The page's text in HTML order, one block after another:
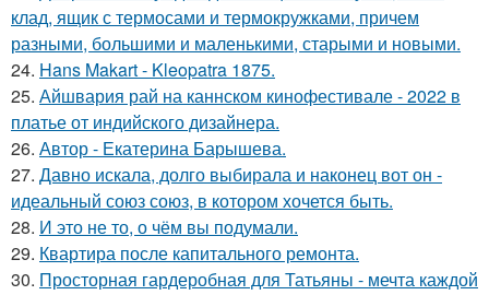
клад, ящик с термосами и термокружками, причем
разными, большими и маленькими, старыми и новыми.
24. Hans Makart - Kleopatra 1875.
25. Айшвария рай на каннском кинофестивале - 2022 в
платье от индийского дизайнера.
26. Автор - Екатерина Барышева.
27. Давно искала, долго выбирала и наконец вот он -
идеальный союз союз, в котором хочется быть.
28. И это не то, о чём вы подумали.
29. Квартира после капитального ремонта.
30. Просторная гардеробная для Татьяны - мечта каждой